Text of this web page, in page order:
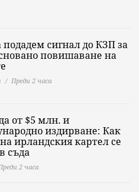
подадем сигнал до КЗП за
повишаване на
Преди 2 часа
от $5 млн. и
издирване: Как
ирландския картел се
съда
2 часа